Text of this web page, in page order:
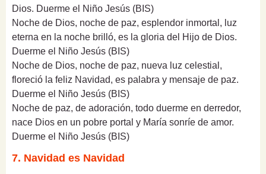
Dios. Duerme el Niño Jesús (BIS)
Noche de Dios, noche de paz, esplendor inmortal, luz
eterna en la noche brilló, es la gloria del Hijo de Dios.
Duerme el Niño Jesús (BIS)
Noche de Dios, noche de paz, nueva luz celestial,
floreció la feliz Navidad, es palabra y mensaje de paz.
Duerme el Niño Jesús (BIS)
Noche de paz, de adoración, todo duerme en derredor,
nace Dios en un pobre portal y María sonríe de amor.
Duerme el Niño Jesús (BIS)
7. Navidad es Navidad